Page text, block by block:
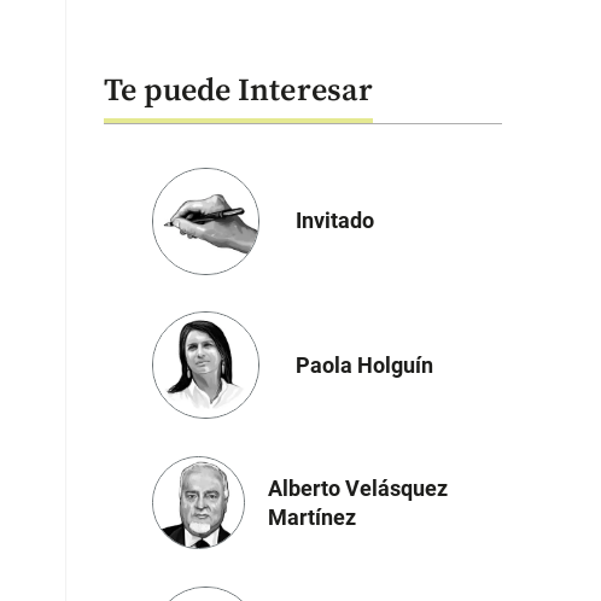
Te puede Interesar
Invitado
Paola Holguín
Alberto Velásquez
Martínez